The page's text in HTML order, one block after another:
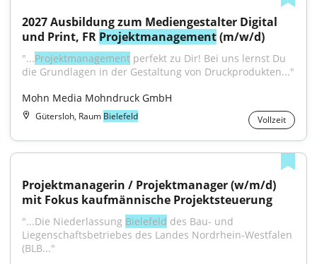
2027 Ausbildung zum Mediengestalter Digital
und Print, FR Projektmanagement (m/w/d)
"...Projektmanagement perfekt zu Dir! Bei uns lernst Du
die Grundlagen in der Gestaltung von Druckprodukten..."
Mohn Media Mohndruck GmbH
Gütersloh, Raum Bielefeld Vollzeit
Projektmanagerin / Projektmanager (w/m/d)
mit Fokus kaufmännische Projektsteuerung
"...Die Niederlassung Bielefeld des Bau- und
Liegenschaftsbetriebes des Landes Nordrhein‑Westfalen
(BLB..."